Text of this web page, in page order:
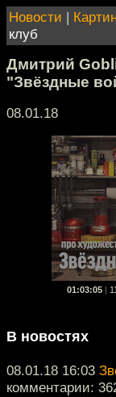
Новости |
клуб
Дмитрий
"Звёздные
08.01.18
01:03:05
В новостях
08.01.18 16:03
комментарии: